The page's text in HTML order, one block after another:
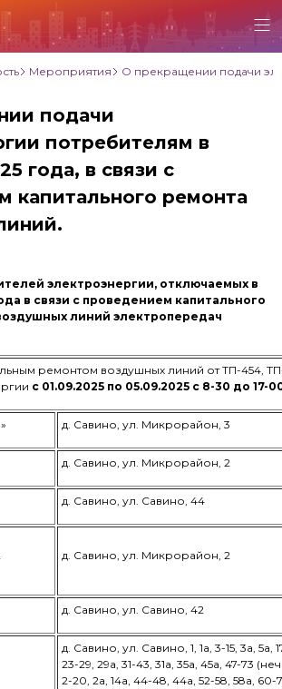
Мероприятия О прекращении подачи
подачи
потребителям в
года, в связи с
капитального ремонта
электроэнергии, отключаемых в
в связи с проведением капитального
линий электропередач
ремонтом воздушных линий от ТП-454,
с 01.09.2025 по 05.09.2025 с 8-30 до 17-
д. Савино, ул. Микрорайон, 3
д. Савино, ул. Микрорайон, 2
д. Савино, ул. Савино, 44
д. Савино, ул. Микрорайон, 2
д. Савино, ул. Савино, 42
д. Савино, ул. Савино, 1, 1а, 3-15, 3а, 5а,
23-29, 29а, 31-43, 31а, 35а, 45а, 47-73
2-20, 2а, 14а, 44-48, 44а, 52-58, 58а, 60-